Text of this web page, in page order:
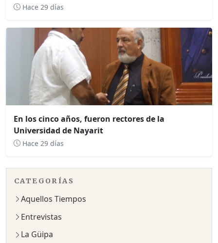
Hace 29 días
En los cinco años, fueron rectores de la
Universidad de Nayarit
Hace 29 días
CATEGORÍAS
Aquellos Tiempos
Entrevistas
La Güipa